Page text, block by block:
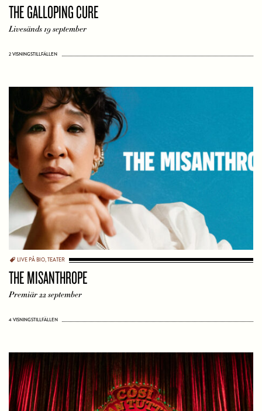
THE GALLOPING CURE
Livesänds 19 september
2 VISNINGSTILLFÄLLEN
LIVE PÅ BIO,TEATER
THE MISANTHROPE
Premiär 22 september
4 VISNINGSTILLFÄLLEN